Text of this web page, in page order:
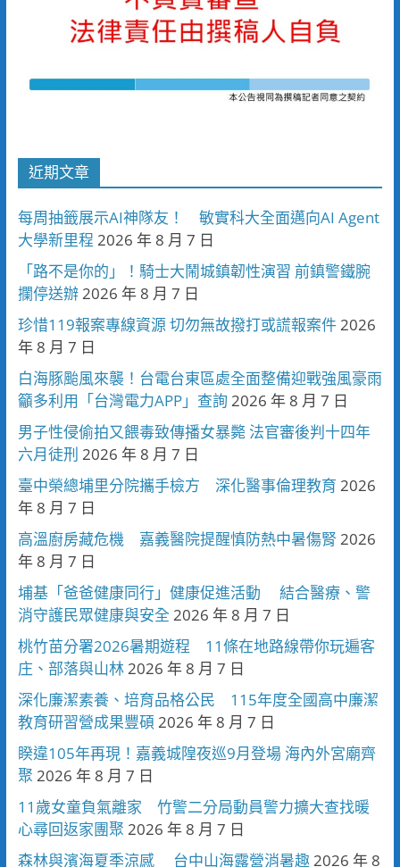
近期文章
每周抽籤展示AI神隊友！ 敏實科大全面邁向AI Agent
大學新里程 2026 年 8 月 7 日
「路不是你的」！騎士大鬧城鎮韌性演習 前鎮警鐵腕
攔停送辦 2026 年 8 月 7 日
珍惜119報案專線資源 切勿無故撥打或謊報案件 2026
年 8 月 7 日
白海豚颱風來襲！台電台東區處全面整備迎戰強風豪雨
籲多利用「台灣電力APP」查詢 2026 年 8 月 7 日
男子性侵偷拍又餵毒致傳播女暴斃 法官審後判十四年
六月徒刑 2026 年 8 月 7 日
臺中榮總埔里分院攜手檢方 深化醫事倫理教育 2026
年 8 月 7 日
高溫廚房藏危機 嘉義醫院提醒慎防熱中暑傷腎 2026
年 8 月 7 日
埔基「爸爸健康同行」健康促進活動 結合醫療、警
消守護民眾健康與安全 2026 年 8 月 7 日
桃竹苗分署2026暑期遊程 11條在地路線帶你玩遍客
庄、部落與山林 2026 年 8 月 7 日
深化廉潔素養、培育品格公民 115年度全國高中廉潔
教育研習營成果豐碩 2026 年 8 月 7 日
睽違105年再現！嘉義城隍夜巡9月登場 海內外宮廟齊
聚 2026 年 8 月 7 日
11歲女童負氣離家 竹警二分局動員警力擴大查找暖
心尋回返家團聚 2026 年 8 月 7 日
森林與濱海夏季涼感 台中山海露營消暑趣 2026 年 8